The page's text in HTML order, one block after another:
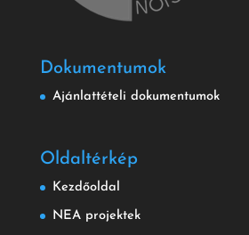
Dokumentumok
Ajánlattételi dokumentumok
Oldaltérkép
Kezdőoldal
NEA projektek